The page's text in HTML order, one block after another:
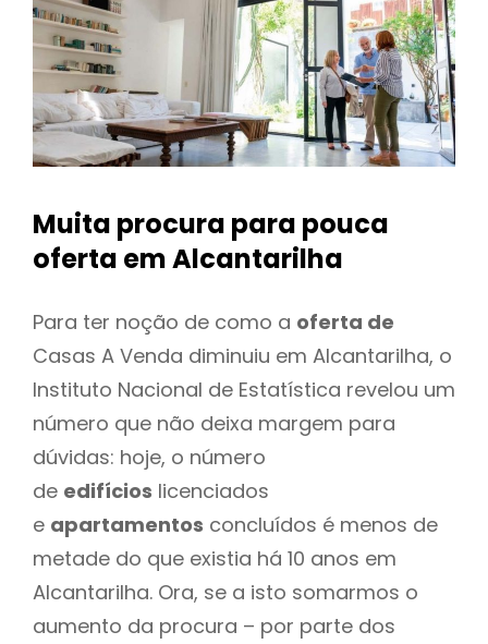
Muita procura para pouca
oferta em Alcantarilha
Para ter noção de como a oferta de
Casas A Venda diminuiu em Alcantarilha, o
Instituto Nacional de Estatística revelou um
número que não deixa margem para
dúvidas: hoje, o número
de edifícios licenciados
e apartamentos concluídos é menos de
metade do que existia há 10 anos em
Alcantarilha. Ora, se a isto somarmos o
aumento da procura – por parte dos